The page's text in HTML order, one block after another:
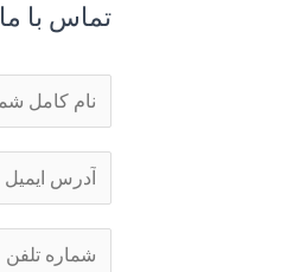
تماس با ما
ا
*ی